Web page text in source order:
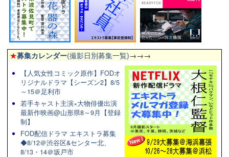
★募集カレンダー(撮影日別募集一覧)→→→
【人気女性コミック原作】FODオ
リジナルドラマ【シーズン2】8/5
～15＠足利市
若手キャスト主演×大物俳優出演
最新作映画@山形県8～9月【登録
制】
FOD配信ドラマ エキストラ募集
◆8/12＠渋谷区&センター北、
8/13・14＠坂戸市